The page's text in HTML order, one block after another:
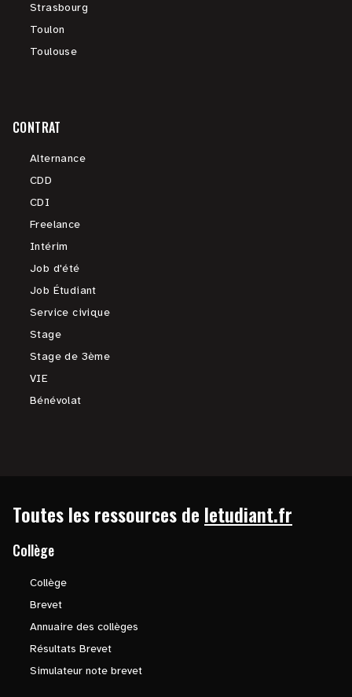
Strasbourg
Toulon
Toulouse
CONTRAT
Alternance
CDD
CDI
Freelance
Intérim
Job d'été
Job Étudiant
Service civique
Stage
Stage de 3ème
VIE
Bénévolat
Toutes les ressources de letudiant.fr
Collège
Collège
Brevet
Annuaire des collèges
Résultats Brevet
Simulateur note brevet